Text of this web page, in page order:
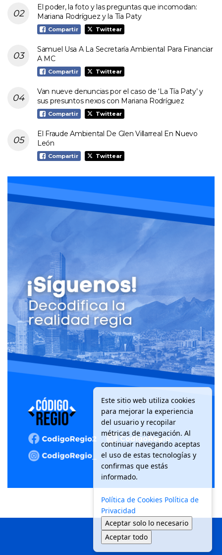
El poder, la foto y las preguntas que incomodan:
Mariana Rodríguez y la Tía Paty
Compartir Twittear
Samuel Usa A La Secretaría Ambiental Para Financiar
A MC
Compartir Twittear
Van nueve denuncias por el caso de ‘La Tía Paty’ y
sus presuntos nexos con Mariana Rodríguez
Compartir Twittear
El Fraude Ambiental De Glen Villarreal En Nuevo
León
Compartir Twittear
Este sitio web utiliza cookies
para mejorar la experiencia
del usuario y recopilar
métricas de navegación. Al
continuar navegando aceptas
el uso de estas tecnologías y
confirmas que estás
informado.
Política de Cookies Política de
Privacidad
Aceptar solo lo necesario
Aceptar todo